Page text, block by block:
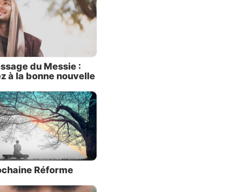
va avoir
–
de
du
ses
une
de
du Messie :
à la bonne nouvelle
Réforme